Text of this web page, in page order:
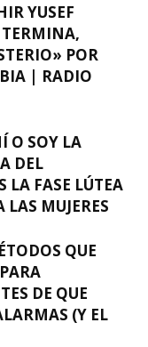
YUSEF
POR
| RADIO
O SOY LA
DEL
LA FASE LÚTEA
LAS MUJERES
QUE
DE QUE
(Y EL